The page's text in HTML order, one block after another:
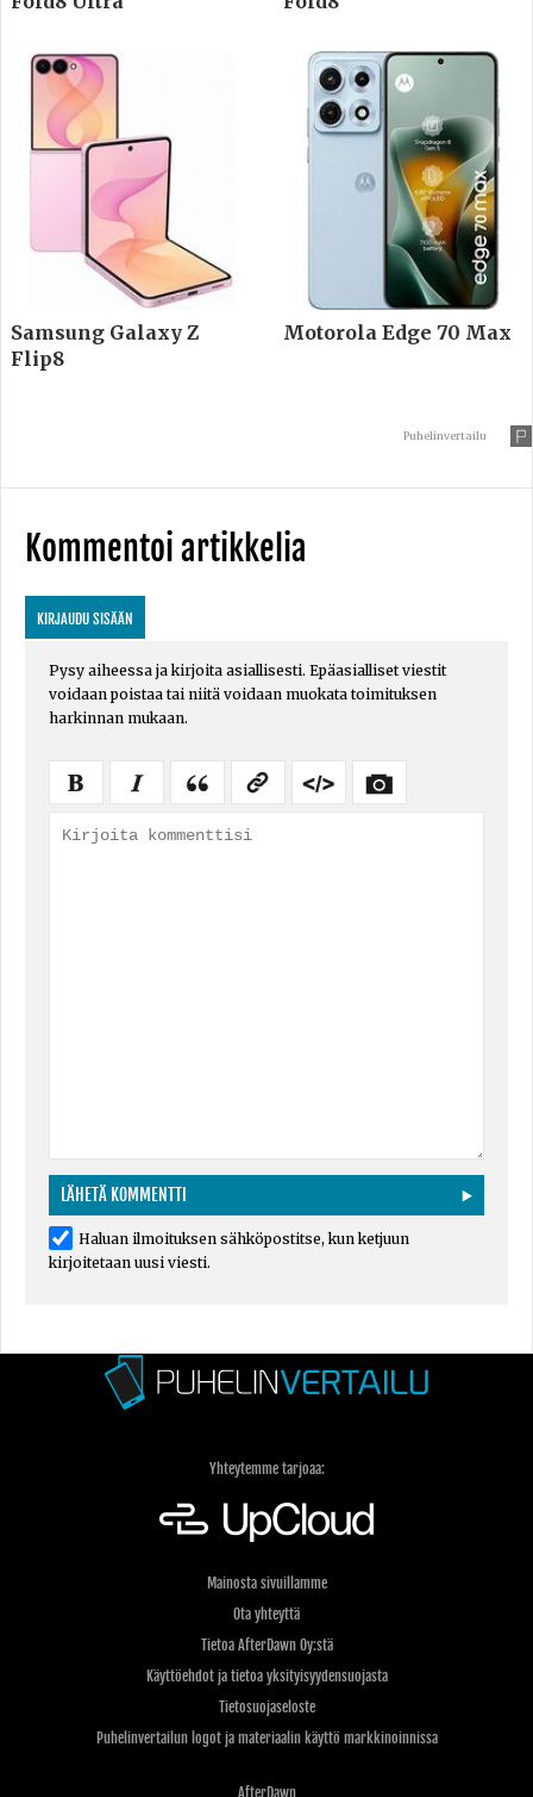
Samsung Galaxy Z
Flip8
Motorola Edge 70 Max
Puhelinvertailu
Kommentoi artikkelia
KIRJAUDU SISÄÄN
Pysy aiheessa ja kirjoita asiallisesti. Epäasialliset viestit
voidaan poistaa tai niitä voidaan muokata toimituksen
harkinnan mukaan.
Haluan ilmoituksen sähköpostitse, kun ketjuun
kirjoitetaan uusi viesti.
Yhteytemme tarjoaa:
Mainosta sivuillamme
Ota yhteyttä
Tietoa AfterDawn Oy:stä
Käyttöehdot ja tietoa yksityisyydensuojasta
Tietosuojaseloste
Puhelinvertailun logot ja materiaalin käyttö markkinoinnissa
AfterDawn